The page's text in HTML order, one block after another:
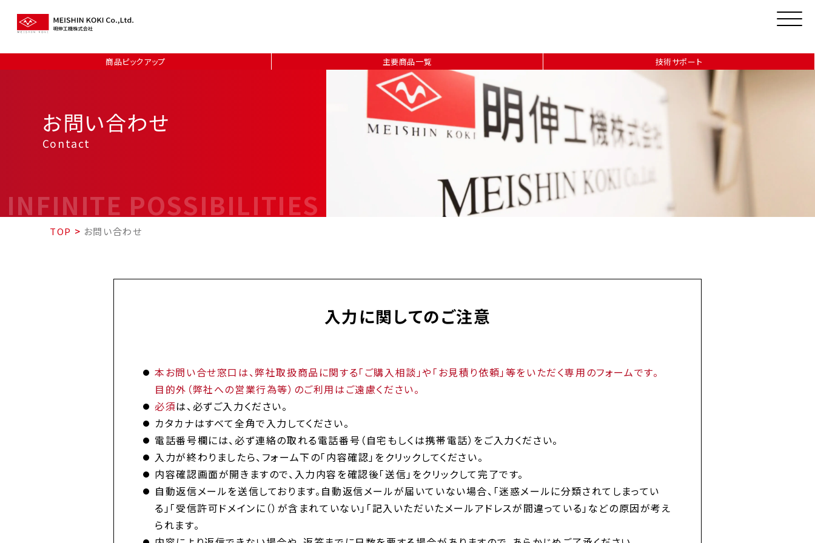
商品ピックアップ 主要商品一覧 技術サポート
お問い合わせ
Contact
INFINITE POSSIBILITIES
TOP > お問い合わせ
入力に関してのご注意
本お問い合せ窓口は、弊社取扱商品に関する「ご購入相談」や「お見積り依頼」等をいただく専用のフォームです。
目的外（弊社への営業行為等）のご利用はご遠慮ください。
必須は、必ずご入力ください。
カタカナはすべて全角で入力してください。
電話番号欄には、必ず連絡の取れる電話番号（自宅もしくは携帯電話）をご入力ください。
入力が終わりましたら、フォーム下の「内容確認」をクリックしてください。
内容確認画面が開きますので、入力内容を確認後「送信」をクリックして完了です。
自動返信メールを送信しております。自動返信メールが届いていない場合、「迷惑メールに分類されてしまってい
る」「受信許可ドメインに（）が含まれていない」「記入いただいたメールアドレスが間違っている」などの原因が考え
られます。